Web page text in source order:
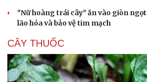
"Nữ hoàng trái cây" ăn vào giòn
lão hóa và bảo vệ tim mạch
CÂY THUỐC